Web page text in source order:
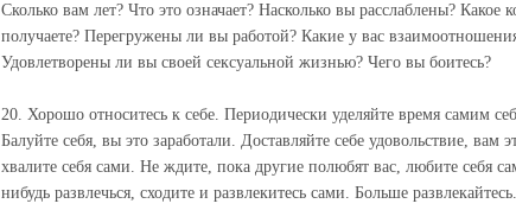
Сколько вам лет? Что это означает? Насколько вы расслаблены?
получаете? Перегружены ли вы работой? Какие у вас
Удовлетворены ли вы своей сексуальной жизнью? Чего вы боитесь?
20. Хорошо относитесь к себе. Периодически уделяйте время самим
Балуйте себя, вы это заработали. Доставляйте себе удовольствие,
хвалите себя сами. Не ждите, пока другие полюбят вас, любите себя
нибудь развлечься, сходите и развлекитесь сами. Больше